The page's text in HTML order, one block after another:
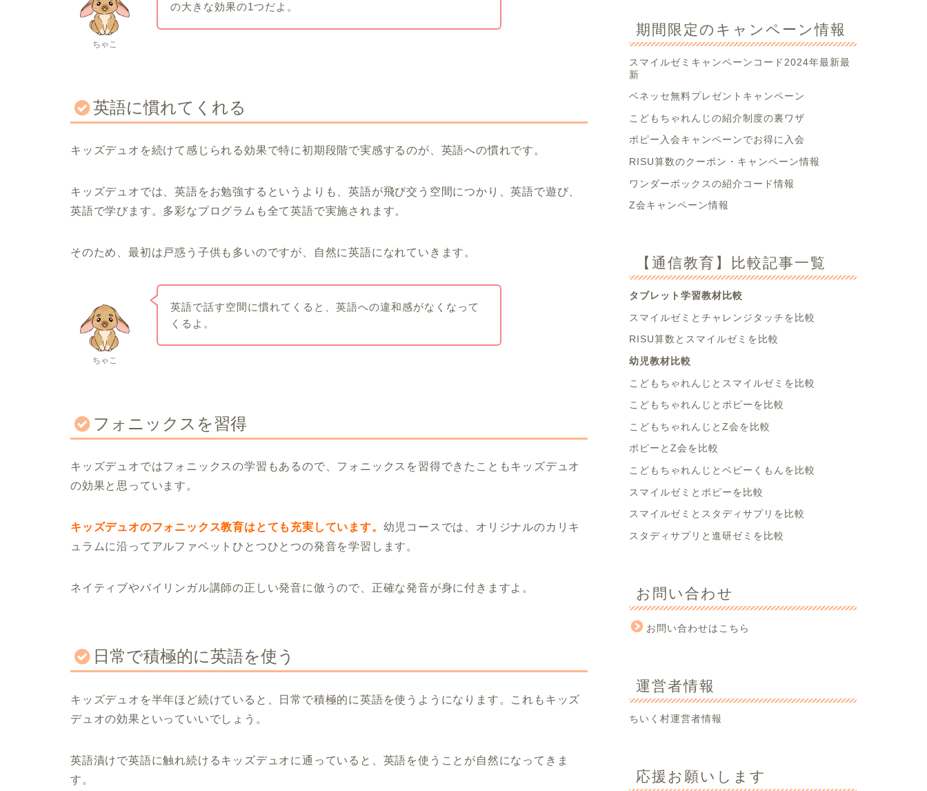
ちゃこ
の大きな効果の1つだよ。
英語に慣れてくれる
キッズデュオを続けて感じられる効果で特に初期段階で実感するのが、英語への慣れです。
キッズデュオでは、英語をお勉強するというよりも、英語が飛び交う空間につかり、英語で遊び、
英語で学びます。多彩なプログラムも全て英語で実施されます。
そのため、最初は戸惑う子供も多いのですが、自然に英語になれていきます。
ちゃこ
英語で話す空間に慣れてくると、英語への違和感がなくなって
くるよ。
フォニックスを習得
キッズデュオではフォニックスの学習もあるので、フォニックスを習得できたこともキッズデュオ
の効果と思っています。
キッズデュオのフォニックス教育はとても充実しています。 幼児コースでは、オリジナルのカリキ
ュラムに沿ってアルファベットひとつひとつの発音を学習します。
ネイティブやバイリンガル講師の正しい発音に倣うので、正確な発音が身に付きますよ。
日常で積極的に英語を使う
キッズデュオを半年ほど続けていると、日常で積極的に英語を使うようになります。これもキッズ
デュオの効果といっていいでしょう。
英語漬けで英語に触れ続けるキッズデュオに通っていると、英語を使うことが自然になってきま
す。
期間限定のキャンペーン情報
スマイルゼミキャンペーンコード2024年最新最
新
ベネッセ無料プレゼントキャンペーン
こどもちゃれんじの紹介制度の裏ワザ
ポピー入会キャンペーンでお得に入会
RISU算数のクーポン・キャンペーン情報
ワンダーボックスの紹介コード情報
Z会キャンペーン情報
【通信教育】比較記事一覧
タブレット学習教材比較
スマイルゼミとチャレンジタッチを比較
RISU算数とスマイルゼミを比較
幼児教材比較
こどもちゃれんじとスマイルゼミを比較
こどもちゃれんじとポピーを比較
こどもちゃれんじとZ会を比較
ポピーとZ会を比較
こどもちゃれんじとベビーくもんを比較
スマイルゼミとポピーを比較
スマイルゼミとスタディサプリを比較
スタディサプリと進研ゼミを比較
お問い合わせ
お問い合わせはこちら
運営者情報
ちいく村運営者情報
応援お願いします